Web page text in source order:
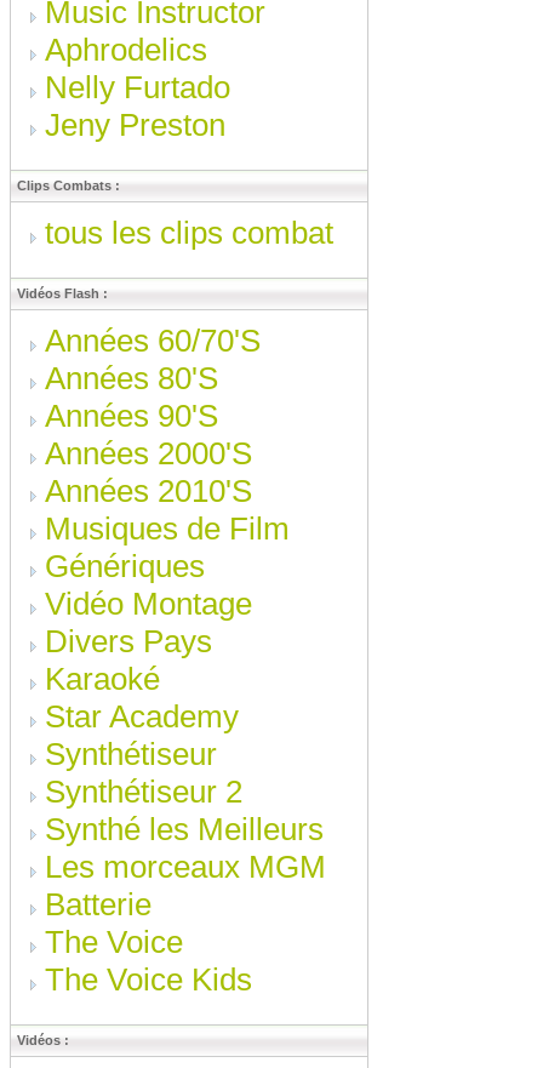
Music Instructor
Aphrodelics
Nelly Furtado
Jeny Preston
Clips Combats :
tous les clips combat
Vidéos Flash :
Années 60/70'S
Années 80'S
Années 90'S
Années 2000'S
Années 2010'S
Musiques de Film
Génériques
Vidéo Montage
Divers Pays
Karaoké
Star Academy
Synthétiseur
Synthétiseur 2
Synthé les Meilleurs
Les morceaux MGM
Batterie
The Voice
The Voice Kids
Vidéos :